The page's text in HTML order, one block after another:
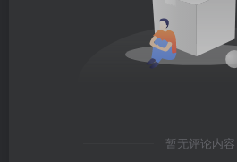
暂无评论内容